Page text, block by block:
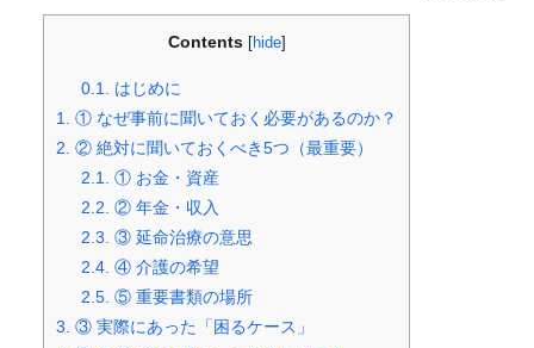
Contents [hide]
0.1. はじめに
1. ① なぜ事前に聞いておく必要があるのか？
2. ② 絶対に聞いておくべき5つ（最重要）
2.1. ① お金・資産
2.2. ② 年金・収入
2.3. ③ 延命治療の意思
2.4. ④ 介護の希望
2.5. ⑤ 重要書類の場所
3. ③ 実際にあった「困るケース」